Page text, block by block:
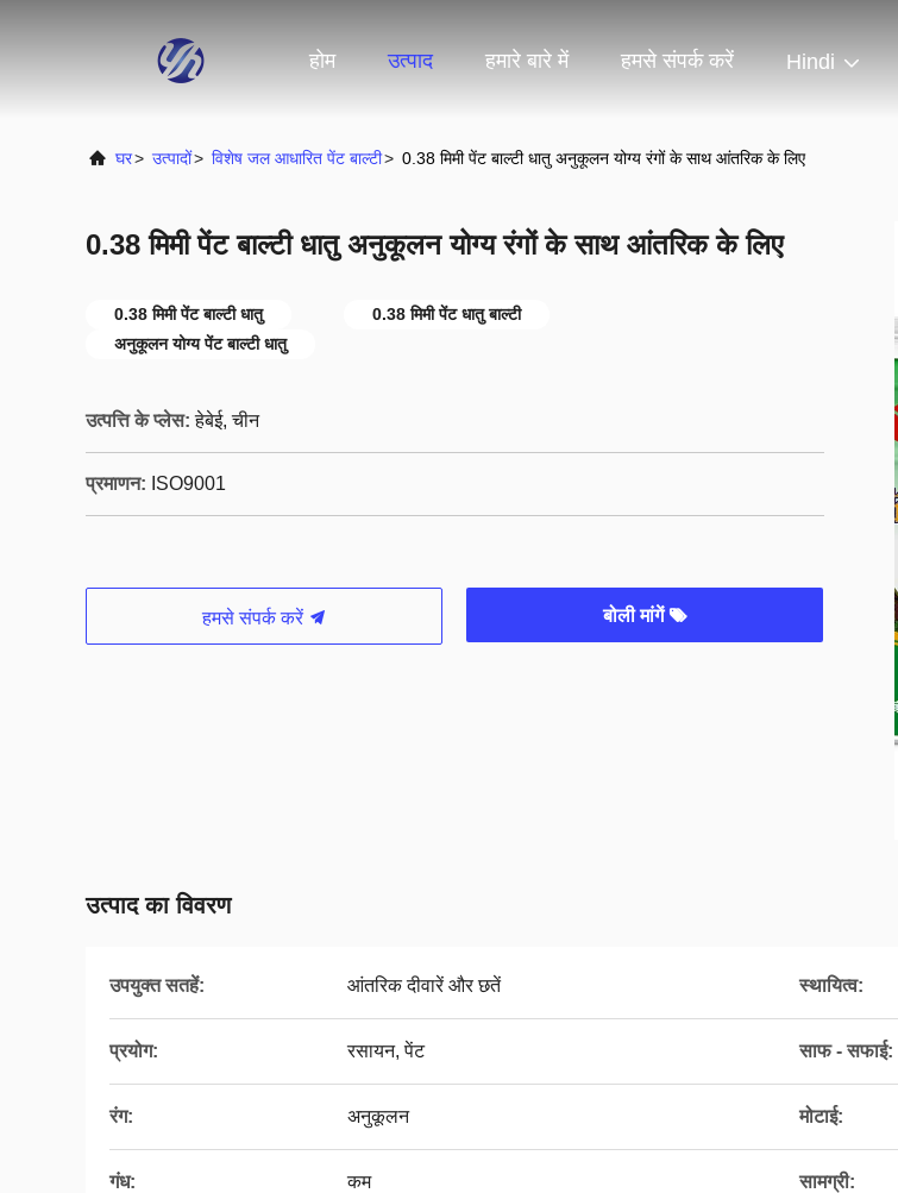
होम उत्पाद हमारे बारे में हमसे संपर्क करें Hindi
घर> उत्पादों> विशेष जल आधारित पेंट बाल्टी> 0.38 मिमी पेंट बाल्टी धातु अनुकूलन योग्य रंगों के साथ आंतरिक के लिए
0.38 मिमी पेंट बाल्टी धातु अनुकूलन योग्य रंगों के साथ आंतरिक के लिए
0.38 मिमी पेंट बाल्टी धातु
0.38 मिमी पेंट धातु बाल्टी
अनुकूलन योग्य पेंट बाल्टी धातु
उत्पत्ति के प्लेस: हेबेई, चीन
प्रमाणन: ISO9001
हमसे संपर्क करें बोली मांगें
उत्पाद का विवरण
उपयुक्त सतहें: आंतरिक दीवारें और छतें स्थायित्व:
प्रयोग: रसायन, पेंट साफ - सफाई:
रंग: अनुकूलन मोटाई:
गंध: कम सामग्री: